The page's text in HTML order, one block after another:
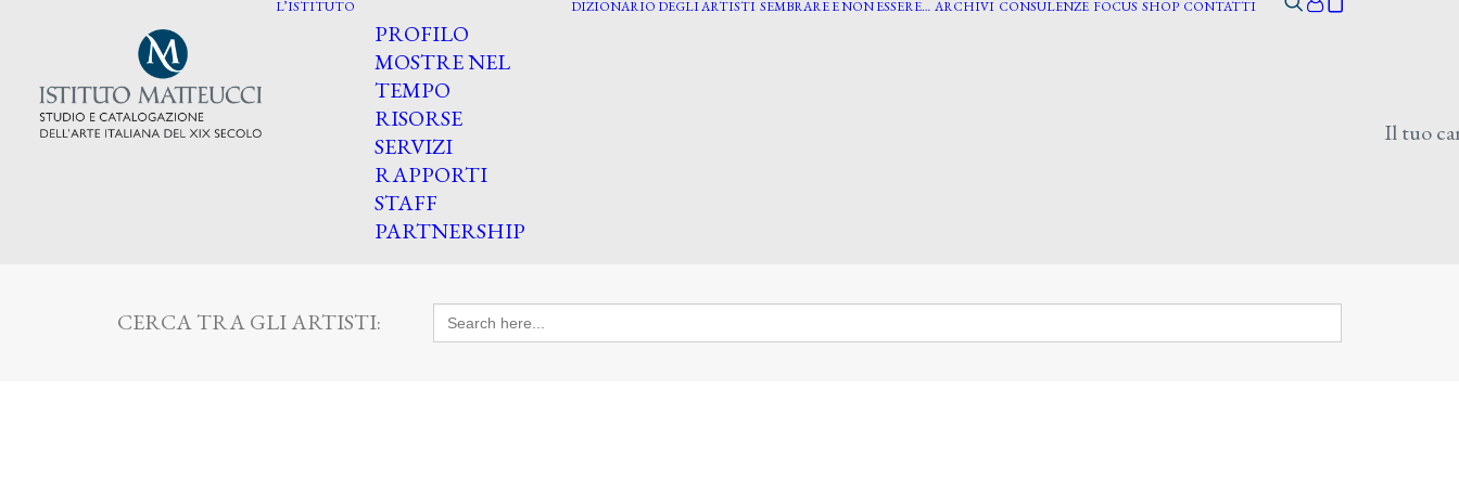
L’ISTITUTO
PROFILO
MOSTRE NEL
TEMPO
RISORSE
SERVIZI
RAPPORTI
STAFF
PARTNERSHIP
DIZIONARIO DEGLI ARTISTI SEMBRARE E NON ESSERE… ARCHIVI CONSULENZE FOCUS SHOP CONTATTI
Il tuo
CERCA TRA GLI ARTISTI: Search
for: